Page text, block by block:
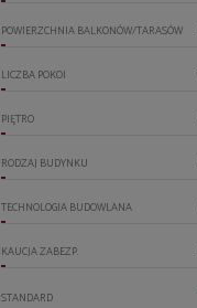
POWIERZCHNIA BALKONÓW/TARASÓW
LICZBA POKOI
PIĘTRO
RODZAJ BUDYNKU
TECHNOLOGIA BUDOWLANA
KAUCJA ZABEZP.
STANDARD